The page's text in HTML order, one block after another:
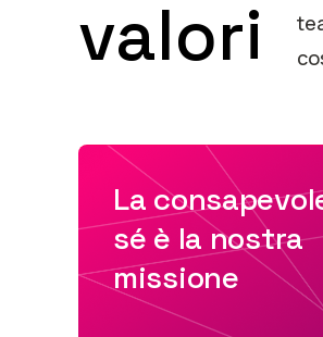
valori
La
sé è la nostra
missione